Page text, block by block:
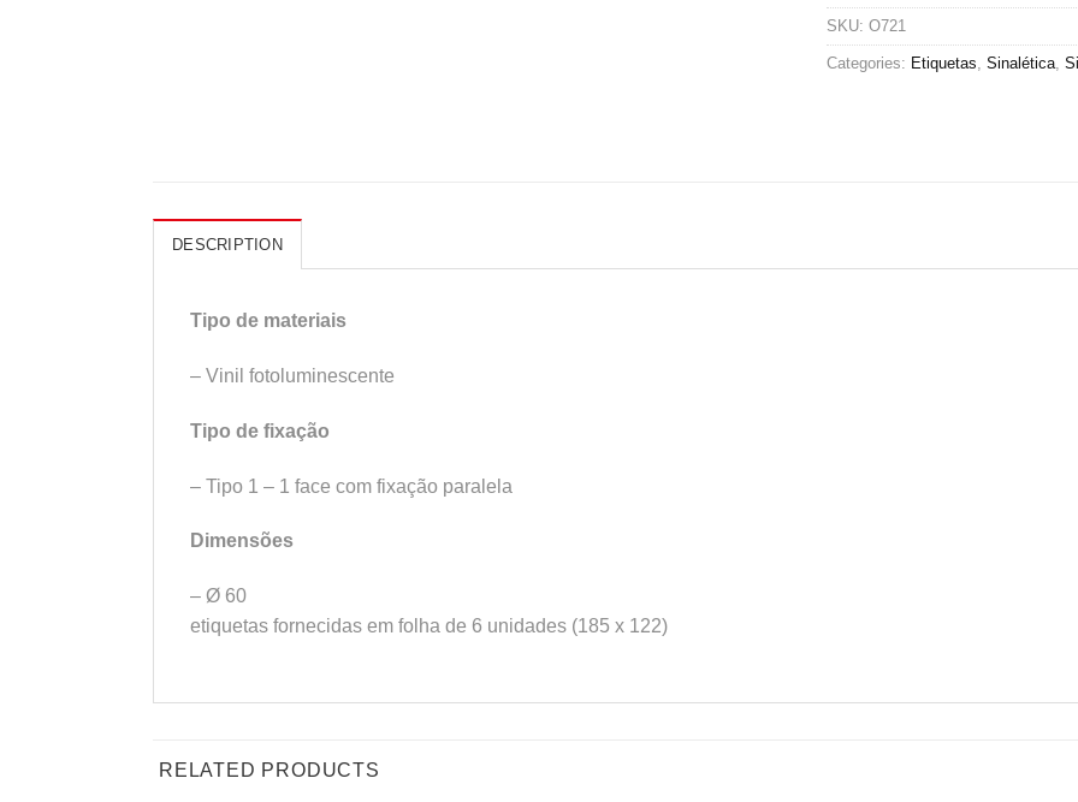
SKU: O721
Categories: Etiquetas, Sinalética,
DESCRIPTION
Tipo de materiais
– Vinil fotoluminescente
Tipo de fixação
– Tipo 1 – 1 face com fixação paralela
Dimensões
– Ø 60
etiquetas fornecidas em folha de 6 unidades (185 x 122)
RELATED PRODUCTS